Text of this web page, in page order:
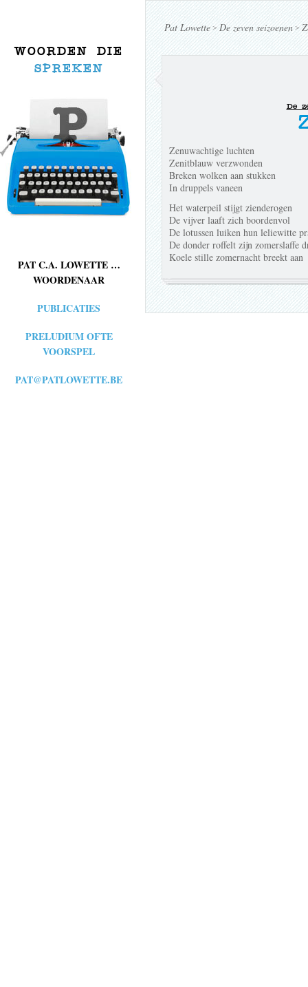
WOORDEN DIE
SPREKEN
PAT C.A. LOWETTE …
WOORDENAAR
PUBLICATIES
PRELUDIUM OFTE
VOORSPEL
PAT@PATLOWETTE.BE
Pat Lowette> De zeven seizoenen>
De
Zenuwachtige luchten
Zenitblauw verzwonden
Breken wolken aan stukken
In druppels vaneen
Het waterpeil stijgt zienderogen
De vijver laaft zich boordenvol
De lotussen luiken hun leliewitte
De donder roffelt zijn zomerslaffe
Koele stille zomernacht breekt aan